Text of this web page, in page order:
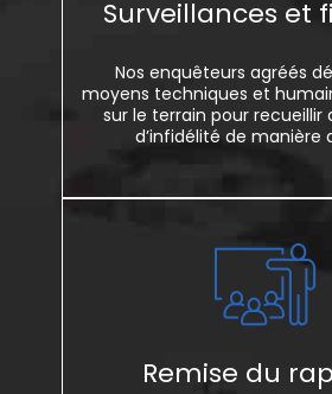
Surveillances et
Nos enquêteurs agréés
moyens techniques et
sur le terrain pour recueillir
d’infidélité de manière
Remise du